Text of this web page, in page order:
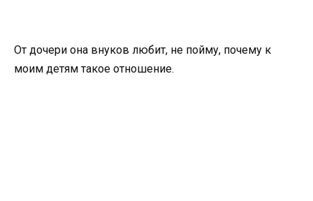
От дочери она внуков любит, не пойму, почему к
моим детям такое отношение.